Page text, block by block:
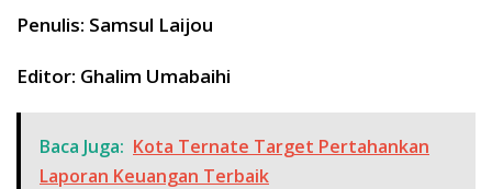
Penulis: Samsul Laijou
Editor: Ghalim Umabaihi
Baca Juga: Kota Ternate Target Pertahankan
Laporan Keuangan Terbaik